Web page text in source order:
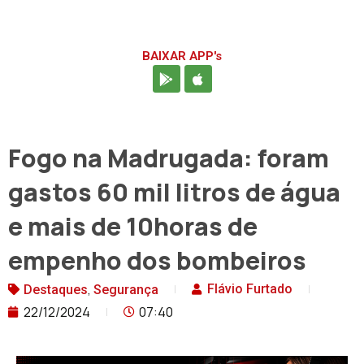
BAIXAR APP's
Fogo na Madrugada: foram
gastos 60 mil litros de água
e mais de 10horas de
empenho dos bombeiros
Destaques, Segurança Flávio Furtado
22/12/2024 07:40